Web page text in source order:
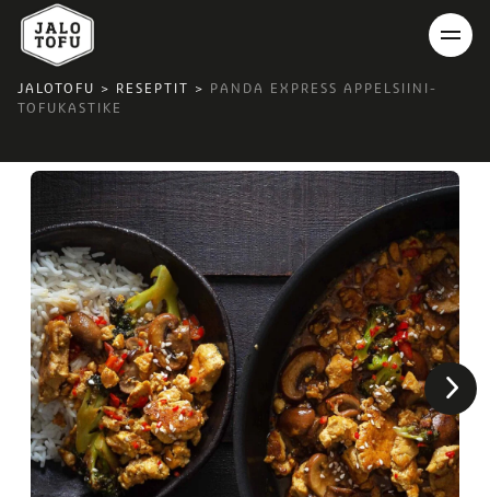
JALOTOFU > RESEPTIT > PANDA EXPRESS APPELSIINI-
TOFUKASTIKE